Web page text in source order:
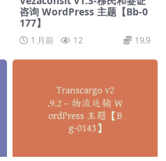
咨询 WordPress 主题【Bb-0
177】
1 月前 12 19.9